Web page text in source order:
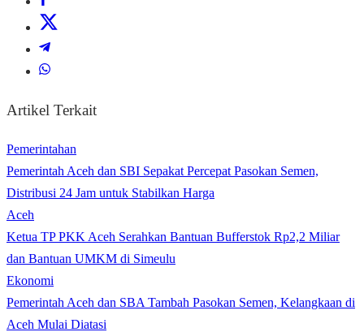
Artikel Terkait
Pemerintahan
Pemerintah Aceh dan SBI Sepakat Percepat Pasokan Semen,
Distribusi 24 Jam untuk Stabilkan Harga
Aceh
Ketua TP PKK Aceh Serahkan Bantuan Bufferstok Rp2,2 Miliar
dan Bantuan UMKM di Simeulu
Ekonomi
Pemerintah Aceh dan SBA Tambah Pasokan Semen, Kelangkaan di
Aceh Mulai Diatasi